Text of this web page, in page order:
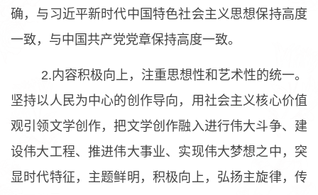
确，与习近平新时代中国特色社会主义思想保持高度
一致，与中国共产党党章保持高度一致。
2.内容积极向上，注重思想性和艺术性的统一。
坚持以人民为中心的创作导向，用社会主义核心价值
观引领文学创作，把文学创作融入进行伟大斗争、建
设伟大工程、推进伟大事业、实现伟大梦想之中，突
显时代特征，主题鲜明，积极向上，弘扬主旋律，传